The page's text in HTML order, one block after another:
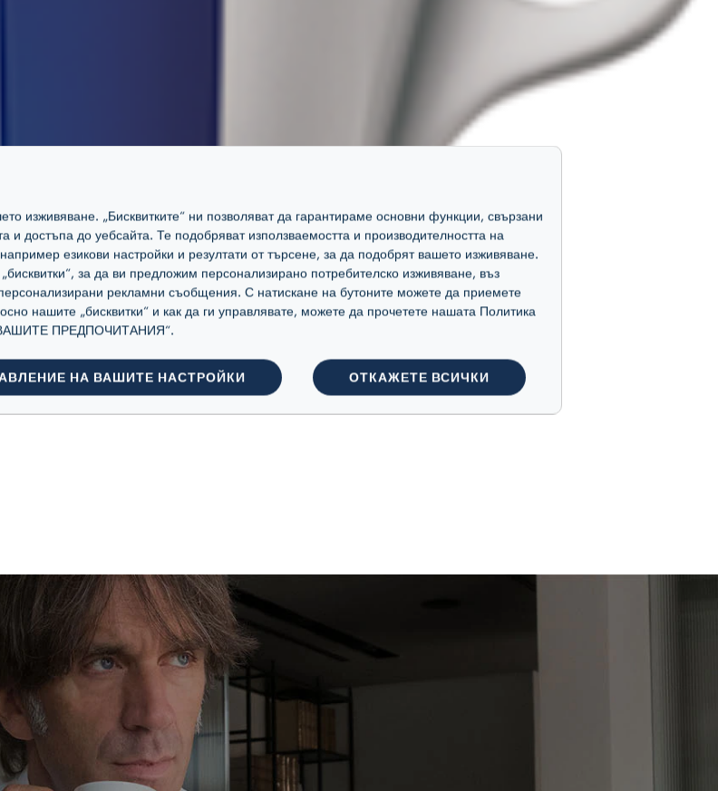
изживяване. „Бисквитките“ ни позволяват да гарантираме основни функции, свързани
и достъпа до уебсайта. Те подобряват използваемостта и производителността на
езикови настройки и резултати от търсене, за да подобрят вашето изживяване.
за да ви предложим персонализирано потребителско изживяване, въз
рекламни съобщения. С натискане на бутоните можете да приемете
нашите „бисквитки“ и как да ги управлявате, можете да прочетете нашата Политика
ВАШИТЕ ПРЕДПОЧИТАНИЯ“.
НА ВАШИТЕ НАСТРОЙКИ ОТКАЖЕТЕ ВСИЧКИ